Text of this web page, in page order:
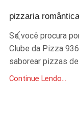
pizzaria
Se você procura
Clube da Pizza
saborear pizzas
Continue Lendo...